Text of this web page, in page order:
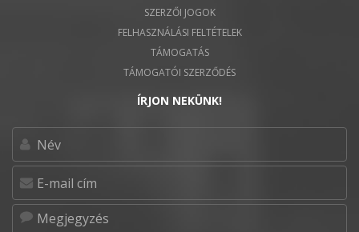
SZERZŐI JOGOK
FELHASZNÁLÁSI FELTÉTELEK
TÁMOGATÁS
TÁMOGATÓI SZERZŐDÉS
ÍRJON NEKÜNK!